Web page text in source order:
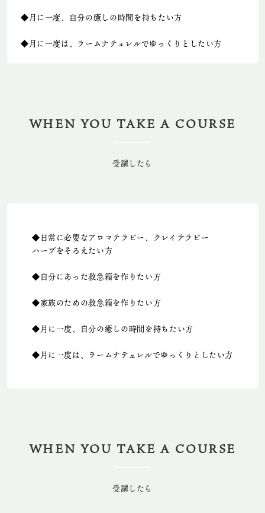
◆月に一度、自分の癒しの時間を持ちたい方
◆月に一度は、ラームナテュレルでゆっくりとしたい方
WHEN YOU TAKE A COURSE
受講したら
◆日常に必要なアロマテラピー、クレイテラピー
ハーブをそろえたい方
◆自分にあった救急箱を作りたい方
◆家族のための救急箱を作りたい方
◆月に一度、自分の癒しの時間を持ちたい方
◆月に一度は、ラームナテュレルでゆっくりとしたい方
WHEN YOU TAKE A COURSE
受講したら